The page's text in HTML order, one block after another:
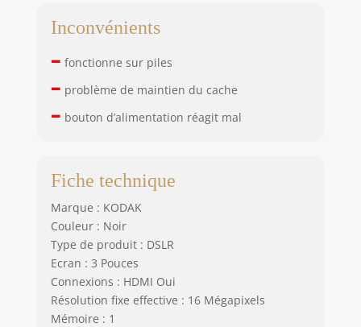
Inconvénients
– fonctionne sur piles
– problème de maintien du cache
– bouton d’alimentation réagit mal
Fiche technique
Marque : KODAK
Couleur : Noir
Type de produit : DSLR
Ecran : 3 Pouces
Connexions : HDMI Oui
Résolution fixe effective : 16 Mégapixels
Mémoire : 1